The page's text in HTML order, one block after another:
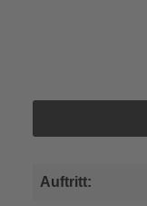
Auftritt: